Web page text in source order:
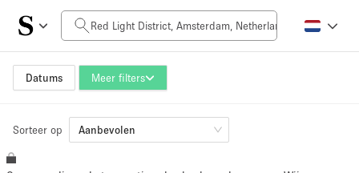
Datums Meer filters
Prijs per dag
0€
Grootte ruimte
Sorteer op Aanbevolen